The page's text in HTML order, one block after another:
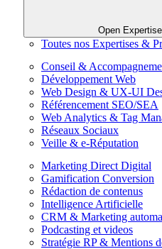
Open
Toutes nos Expertises &
Conseil &
Développement Web
Web Design & UX-UI
Référencement SEO/SEA
Web Analytics & Tag
Réseaux Sociaux
Veille & e-Réputation
Marketing Direct Digital
Gamification Conversion
Rédaction de contenus
Intelligence Artificielle
CRM & Marketing
Podcasting et videos
Stratégie RP & Mentions